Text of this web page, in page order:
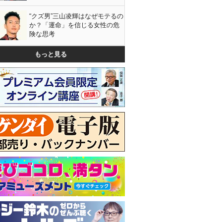
“クズ男”三山凌輝はなぜモテるの
か？「運命」を信じる女性の危
険な思考
もっと見る